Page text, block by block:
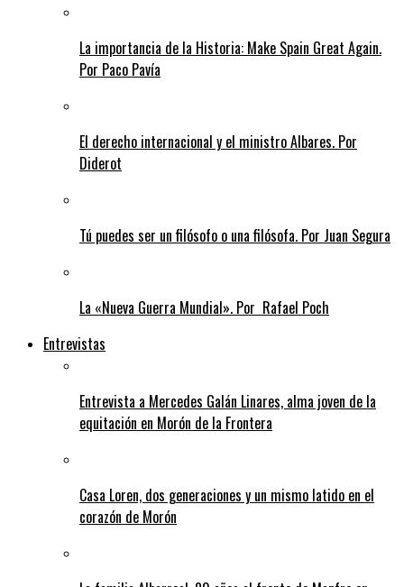
La importancia de la Historia: Make Spain Great Again.
Por Paco Pavía
El derecho internacional y el ministro Albares. Por
Diderot
Tú puedes ser un filósofo o una filósofa. Por Juan Segura
La «Nueva Guerra Mundial». Por Rafael Poch
Entrevistas
Entrevista a Mercedes Galán Linares, alma joven de la
equitación en Morón de la Frontera
Casa Loren, dos generaciones y un mismo latido en el
corazón de Morón